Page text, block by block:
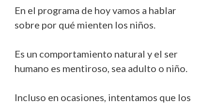
En el programa de hoy vamos a hablar
sobre por qué mienten los niños.
Es un comportamiento natural y el ser
humano es mentiroso, sea adulto o niño.
Incluso en ocasiones, intentamos que los